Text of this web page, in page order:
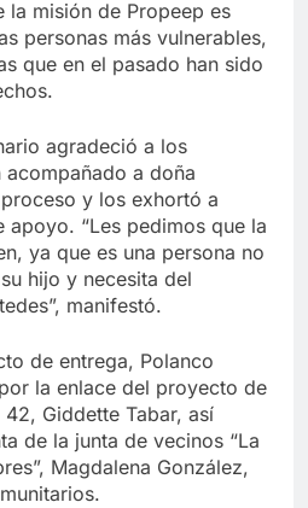
la misión de Propeep es
personas más vulnerables,
que en el pasado han sido
agradeció a los
a doña
y los exhortó a
apoyo. “Les pedimos que la
ya que es una persona no
hijo y necesita del
manifestó.
de entrega, Polanco
la enlace del proyecto de
Giddette Tabar, así
de la junta de vecinos “La
Magdalena González,